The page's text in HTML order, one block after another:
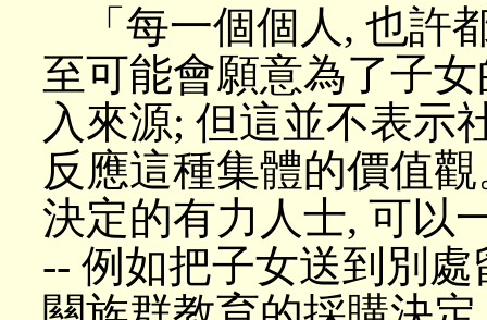
「每一個個人, 也許
至可能會願意為了子
入來源; 但這並不表示
反應這種集體的價值
決定的有力人士, 可以
-- 例如把子女送到別